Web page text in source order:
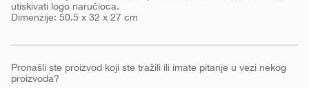
utiskivati logo naručioca.
Dimenzije: 50.5 x 32 x 27 cm
Pronašli ste proizvod koji ste tražili ili imate pitanje u vezi nekog
proizvoda?